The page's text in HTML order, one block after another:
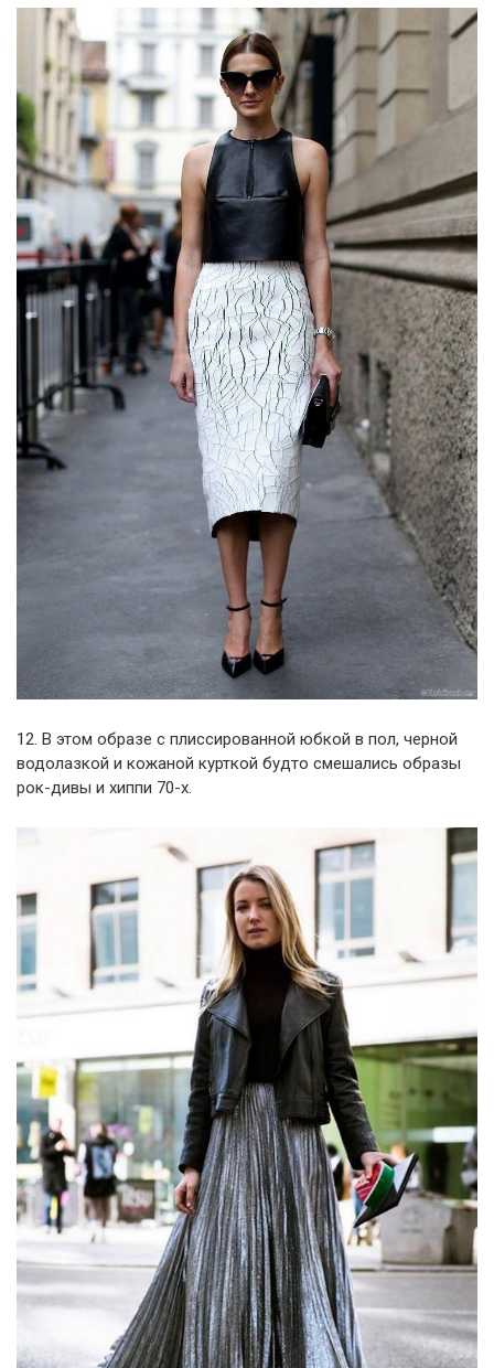
12. В этом образе с плиссированной юбкой в пол, черной
водолазкой и кожаной курткой будто смешались образы
рок-дивы и хиппи 70-х.